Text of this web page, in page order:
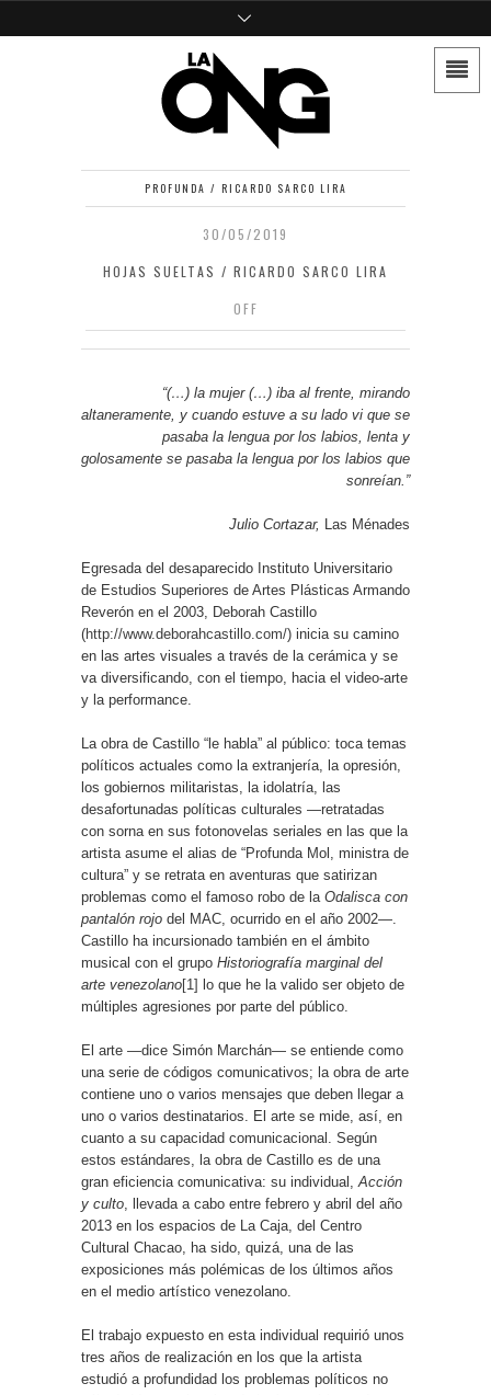
PROFUNDA / RICARDO SARCO LIRA
30/05/2019
HOJAS SUELTAS / RICARDO SARCO LIRA
OFF
“(…) la mujer (…) iba al frente, mirando
altaneramente, y cuando estuve a su lado vi que se
pasaba la lengua por los labios, lenta y
golosamente se pasaba la lengua por los labios que
sonreían.”
Julio Cortazar, Las Ménades
Egresada del desaparecido Instituto Universitario
de Estudios Superiores de Artes Plásticas Armando
Reverón en el 2003, Deborah Castillo
(http://www.deborahcastillo.com/) inicia su camino
en las artes visuales a través de la cerámica y se
va diversificando, con el tiempo, hacia el video-arte
y la performance.
La obra de Castillo “le habla” al público: toca temas
políticos actuales como la extranjería, la opresión,
los gobiernos militaristas, la idolatría, las
desafortunadas políticas culturales —retratadas
con sorna en sus fotonovelas seriales en las que la
artista asume el alias de “Profunda Mol, ministra de
cultura” y se retrata en aventuras que satirizan
problemas como el famoso robo de la Odalisca con
pantalón rojo del MAC, ocurrido en el año 2002—.
Castillo ha incursionado también en el ámbito
musical con el grupo Historiografía marginal del
arte venezolano[1] lo que he la valido ser objeto de
múltiples agresiones por parte del público.
El arte —dice Simón Marchán— se entiende como
una serie de códigos comunicativos; la obra de arte
contiene uno o varios mensajes que deben llegar a
uno o varios destinatarios. El arte se mide, así, en
cuanto a su capacidad comunicacional. Según
estos estándares, la obra de Castillo es de una
gran eficiencia comunicativa: su individual,Acción
y culto, llevada a cabo entre febrero y abril del año
2013 en los espacios de La Caja, del Centro
Cultural Chacao, ha sido, quizá, una de las
exposiciones más polémicas de los últimos años
en el medio artístico venezolano.
El trabajo expuesto en esta individual requirió unos
tres años de realización en los que la artista
estudió a profundidad los problemas políticos no